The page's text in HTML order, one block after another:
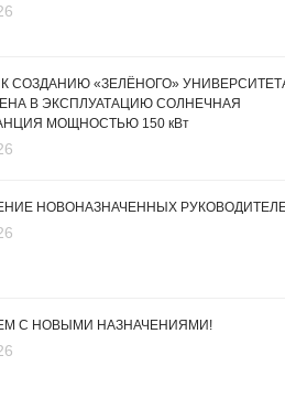
СОЗДАНИЮ «ЗЕЛЁНОГО»
В ЭКСПЛУАТАЦИЮ СОЛНЕЧНАЯ
МОЩНОСТЬЮ 150 кВт
НОВОНАЗНАЧЕННЫХ
С НОВЫМИ НАЗНАЧЕНИЯМИ!